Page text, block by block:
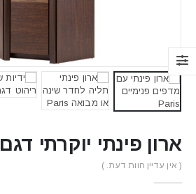
ארון פינתי יוקרתי דגם Paris
( אין עדיין חוות דעת. )